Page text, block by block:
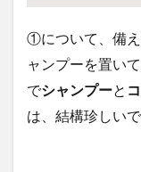
①について、備
ャンプーを置い
でシャンプーと
は、結構珍しいで